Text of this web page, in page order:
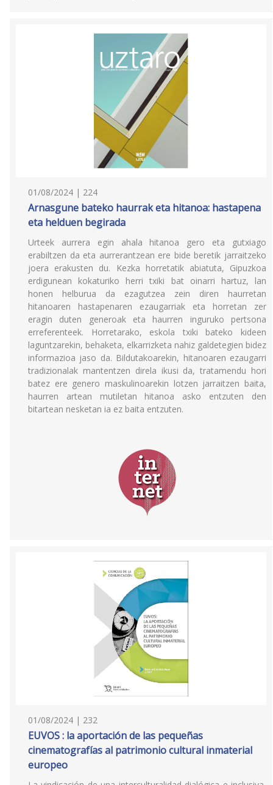
01/08/2024 | 224
Arnasgune bateko haurrak eta hitanoa: hastapena
eta helduen begirada
Urteek aurrera egin ahala hitanoa gero eta gutxiago
erabiltzen da eta aurrerantzean ere bide beretik jarraitzeko
joera erakusten du. Kezka horretatik abiatuta, Gipuzkoa
erdigunean kokaturiko herri txiki bat oinarri hartuz, lan
honen helburua da ezagutzea zein diren haurretan
hitanoaren hastapenaren ezaugarriak eta horretan zer
eragin duten generoak eta haurren inguruko pertsona
erreferenteek. Horretarako, eskola txiki bateko kideen
laguntzarekin, behaketa, elkarrizketa nahiz galdetegien bidez
informazioa jaso da. Bildutakoarekin, hitanoaren ezaugarri
tradizionalak mantentzen direla ikusi da, tratamendu hori
batez ere genero maskulinoarekin lotzen jarraitzen baita,
haurren artean mutiletan hitanoa asko entzuten den
bitartean nesketan ia ez baita entzuten.
01/08/2024 | 232
EUVOS : la aportación de las pequeñas
cinematografías al patrimonio cultural inmaterial
europeo